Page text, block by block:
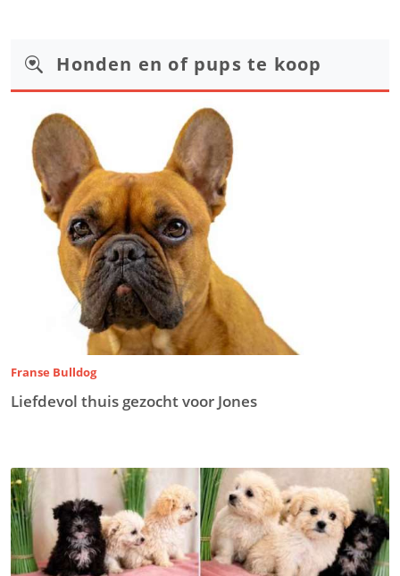
Honden en of pups te koop
Franse Bulldog
Liefdevol thuis gezocht voor Jones